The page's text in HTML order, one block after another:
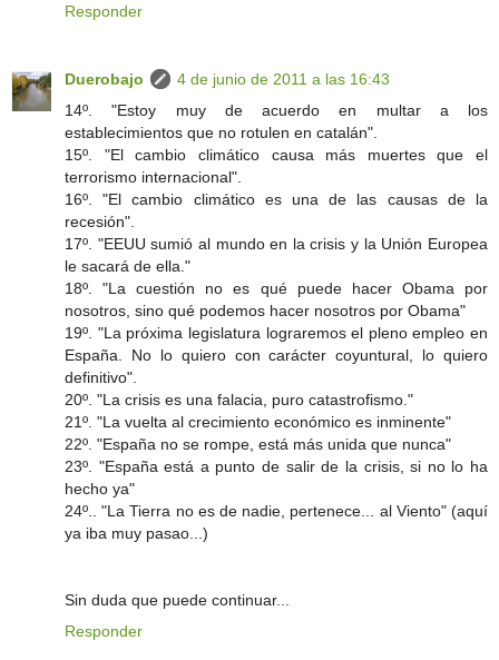
Responder
Duerobajo
4 de junio de 2011 a las 16:43
14º. "Estoy muy de acuerdo en multar a los
establecimientos que no rotulen en catalán".
15º. "El cambio climático causa más muertes que el
terrorismo internacional".
16º. "El cambio climático es una de las causas de la
recesión".
17º. "EEUU sumió al mundo en la crisis y la Unión Europea
le sacará de ella."
18º. "La cuestión no es qué puede hacer Obama por
nosotros, sino qué podemos hacer nosotros por Obama"
19º. "La próxima legislatura lograremos el pleno empleo en
España. No lo quiero con carácter coyuntural, lo quiero
definitivo".
20º. "La crisis es una falacia, puro catastrofismo."
21º. "La vuelta al crecimiento económico es inminente"
22º. "España no se rompe, está más unida que nunca"
23º. "España está a punto de salir de la crisis, si no lo ha
hecho ya"
24º.. "La Tierra no es de nadie, pertenece... al Viento" (aquí
ya iba muy pasao...)
Sin duda que puede continuar...
Responder